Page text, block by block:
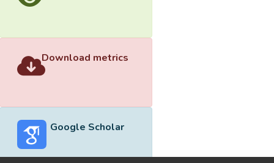
Download metrics
Google Scholar